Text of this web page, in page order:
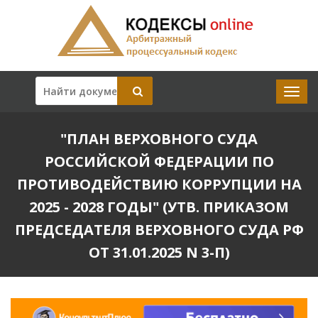
"ПЛАН ВЕРХОВНОГО СУДА
РОССИЙСКОЙ ФЕДЕРАЦИИ ПО
ПРОТИВОДЕЙСТВИЮ КОРРУПЦИИ НА
2025 - 2028 ГОДЫ" (УТВ. ПРИКАЗОМ
ПРЕДСЕДАТЕЛЯ ВЕРХОВНОГО СУДА РФ
ОТ 31.01.2025 N 3-П)